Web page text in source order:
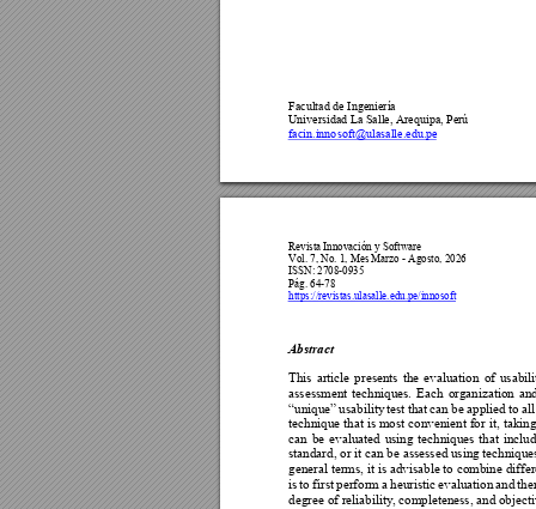
Facultad de Ingeniería
Universidad La Salle, Arequipa, Perú
facin.innosoft@ulasalle.edu.pe
Revista Innovación y Software
Vol. 7, No. 1, Mes Marzo - Agosto, 2026
ISSN: 2708-0935
Pág. 64-78
https://revistas.ulasalle.edu.pe/innosoft
Abstract
This article presents the evaluation of
assessment techniques. Each organization
“unique” usability test that can be applied to all
technique that is most convenient for it,
can be evaluated using techniques that
standard, or it can be assessed using
general terms, it is advisable to combine
is to first performa heuristic evaluation and
degree of reliability, completeness, and